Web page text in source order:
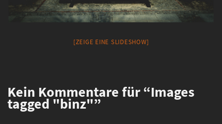
[ZEIGE EINE SLIDESHOW]
Kein Kommentare für “Images
tagged "binz"”